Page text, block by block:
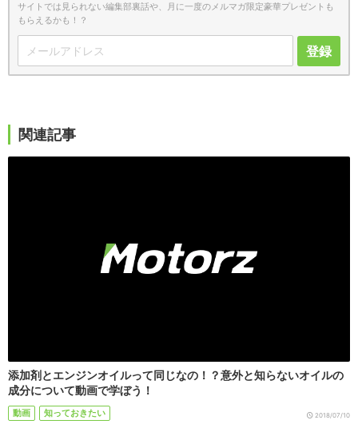
サイトでは見られない編集部裏話や、月に一度のメルマガ限定豪華プレゼントも
もらえるかも！？
登録
関連記事
添加剤とエンジンオイルって同じなの！？意外と知らないオイルの
成分について動画で学ぼう！
動画 知っておきたい 2018/07/10